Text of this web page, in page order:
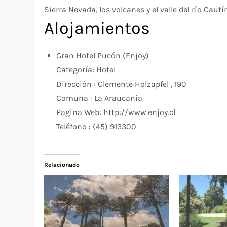
Sierra Nevada, los volcanes y el valle del río
Alojamientos
Gran Hotel Pucón (Enjoy)
Categoría: Hotel
Dirección :Clemente Holzapfel , 190
Comuna : La Araucania
Pagina Web: http://www.enjoy.cl
Teléfono : (45) 913300
Relacionado